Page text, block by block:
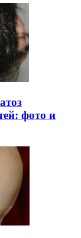
фото и